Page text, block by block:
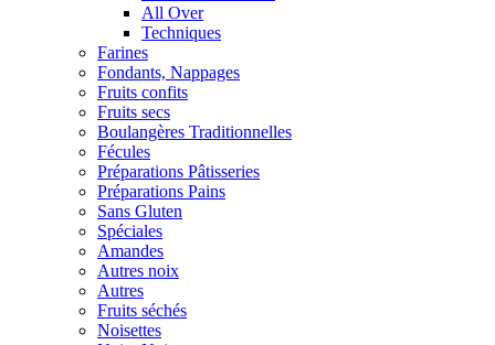
All Over
Techniques
Farines
Fondants, Nappages
Fruits confits
Fruits secs
Boulangères Traditionnelles
Fécules
Préparations Pâtisseries
Préparations Pains
Sans Gluten
Spéciales
Amandes
Autres noix
Autres
Fruits séchés
Noisettes